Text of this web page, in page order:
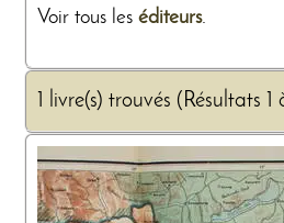
Voir tous les éditeurs.
1 livre(s) trouvés (Résultats 1